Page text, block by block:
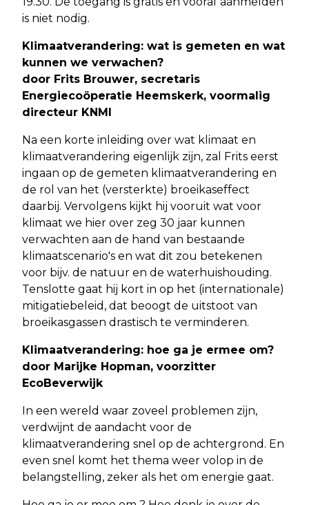
is niet nodig.
Klimaatverandering: wat is gemeten en wat
kunnen we verwachen?
door Frits Brouwer, secretaris
Energiecoöperatie Heemskerk, voormalig
directeur KNMI
Na een korte inleiding over wat klimaat en
klimaatverandering eigenlijk zijn, zal Frits eerst
ingaan op de gemeten klimaatverandering en
de rol van het (versterkte) broeikaseffect
daarbij. Vervolgens kijkt hij vooruit wat voor
klimaat we hier over zeg 30 jaar kunnen
verwachten aan de hand van bestaande
klimaatscenario's en wat dit zou betekenen
voor bijv. de natuur en de waterhuishouding.
Tenslotte gaat hij kort in op het (internationale)
mitigatiebeleid, dat beoogt de uitstoot van
broeikasgassen drastisch te verminderen.
Klimaatverandering: hoe ga je ermee om?
door Marijke Hopman, voorzitter
EcoBeverwijk
In een wereld waar zoveel problemen zijn,
verdwijnt de aandacht voor de
klimaatverandering snel op de achtergrond. En
even snel komt het thema weer volop in de
belangstelling, zeker als het om energie gaat.